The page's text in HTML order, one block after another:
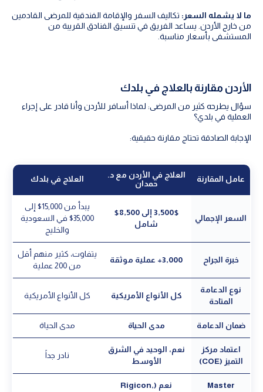
ما لا يشمله السعر: تكاليف السفر والإقامة الفندقية للمرضى القادمين
من خارج الأردن. يساعد الفريق في تنسيق الفنادق القريبة من
المستشفى بأسعار مناسبة.
الأردن مقارنة بالعلاج في بلدك
سؤال يطرحه كثير من المرضى: لماذا أسافر للأردن وأنا قادر على إجراء
العملية في بلدي؟
الإجابة الصادقة تحتاج مقارنة حقيقية:
عامل المقارنة
العلاج في الأردن مع د.
حمدان
العلاج في بلدك
السعر الإجمالي
3,500$ إلى 8,500$
شامل
يبدأ من 15,000$ إلى
35,000$ في السعودية
والخليج
خبرة الجراح 3,000+ عملية موثقة
يتفاوت، كثير منهم أقل
من 200 عملية
نوع الدعامة
المتاحة
كل الأنواع الأمريكية كل الأنواع الأمريكية
ضمان الدعامة مدى الحياة مدى الحياة
اعتماد مركز
التميز (COE)
نعم، الوحيد في الشرق
الأوسط
نادر جداً
Master
نعم (Rigicon,